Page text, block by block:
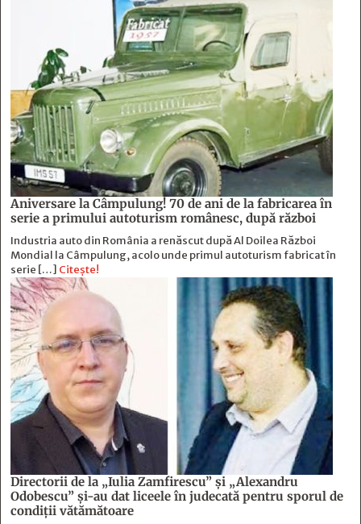
Aniversare la Câmpulung! 70 de ani de la fabricarea în
serie a primului autoturism românesc, după război
Industria auto din România a renăscut după Al Doilea Război
Mondial la Câmpulung, acolo unde primul autoturism fabricat în
serie […] Citește!
Directorii de la „Iulia Zamfirescu” și „Alexandru
Odobescu” și-au dat liceele în judecată pentru sporul de
condiții vătămătoare